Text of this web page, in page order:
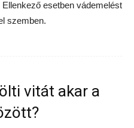
esetben vádemelést
szemben.
vitát akar a